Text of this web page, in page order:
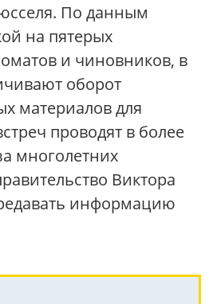
По данным
на пятерых
и чиновников, в
оборот
материалов для
проводят в более
многолетних
Виктора
информацию